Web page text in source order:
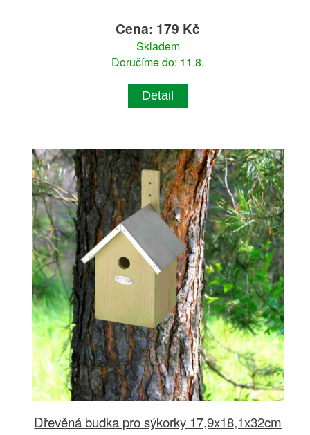
Cena: 179 Kč
Skladem
Doručíme do: 11.8.
Detail
Dřevěná budka pro sýkorky 17,9x18,1x32cm